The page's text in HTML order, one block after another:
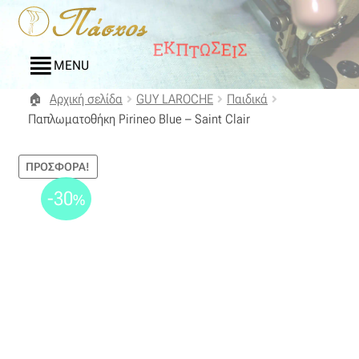
Απευθείας
μετάβαση
στην
πλοήγηση
Μετάβαση
σε
περιεχόμενο
MENU
Αρχική
Compare
Αρχική σελίδα GUY LAROCHE
Παιδικά
Παπλωματοθήκη Pirineo Blue – Saint Clair
ΠΡΟΣΦΟΡΆ!
-30%